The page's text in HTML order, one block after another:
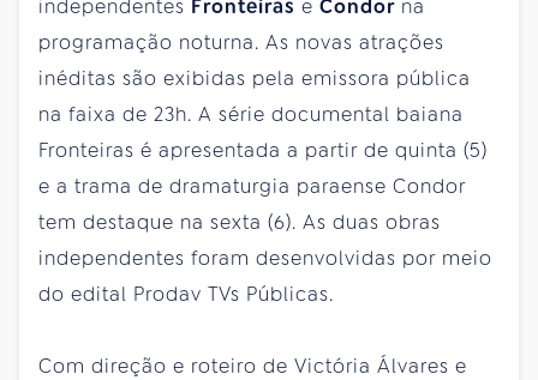
independentes Fronteiras e Condor na
programação noturna. As novas atrações
inéditas são exibidas pela emissora pública
na faixa de 23h. A série documental baiana
Fronteiras é apresentada a partir de quinta (5)
e a trama de dramaturgia paraense Condor
tem destaque na sexta (6). As duas obras
independentes foram desenvolvidas por meio
do edital Prodav TVs Públicas.
Com direção e roteiro de Victória Álvares e